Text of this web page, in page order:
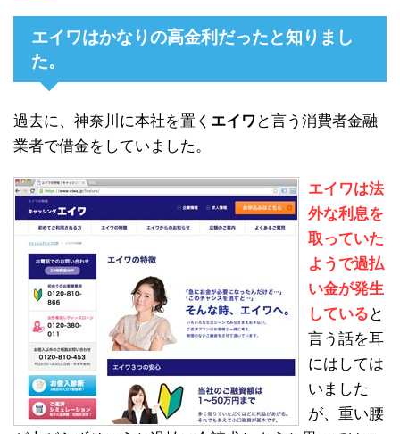
エイワはかなりの高金利だったと知りまし
た。
過去に、神奈川に本社を置く エイワ と言う消費者金融
業者で借金をしていました。
エイワは法
外な利息を
取っていた
ようで過払
い金が発生
している と
言う話を耳
にはしては
いました
が、重い腰